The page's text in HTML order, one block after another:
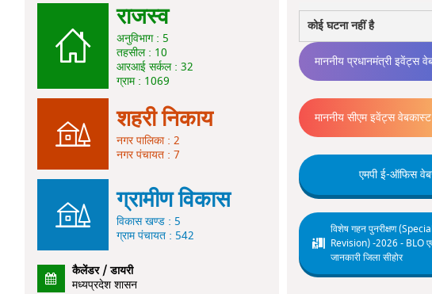
राजस्व
अनुविभाग : 5
तहसील : 10
आरआई सर्कल : 32
ग्राम : 1069
शहरी निकाय
नगर पालिका : 2
नगर पंचायत : 7
ग्रामीण विकास
विकास खण्ड : 5
ग्राम पंचायत : 542
कैलेंडर / डायरी
मध्यप्रदेश शासन
कोई घटना नहीं है
माननीय प्रधानमंत्री इवेंट्स
माननीय सीएम इवेंट्स
एमपी ई-ऑफिस
विशेष गहन पुनरीक्षण
Revision) -2026 - BLO
जानकारी जिला सीहोर